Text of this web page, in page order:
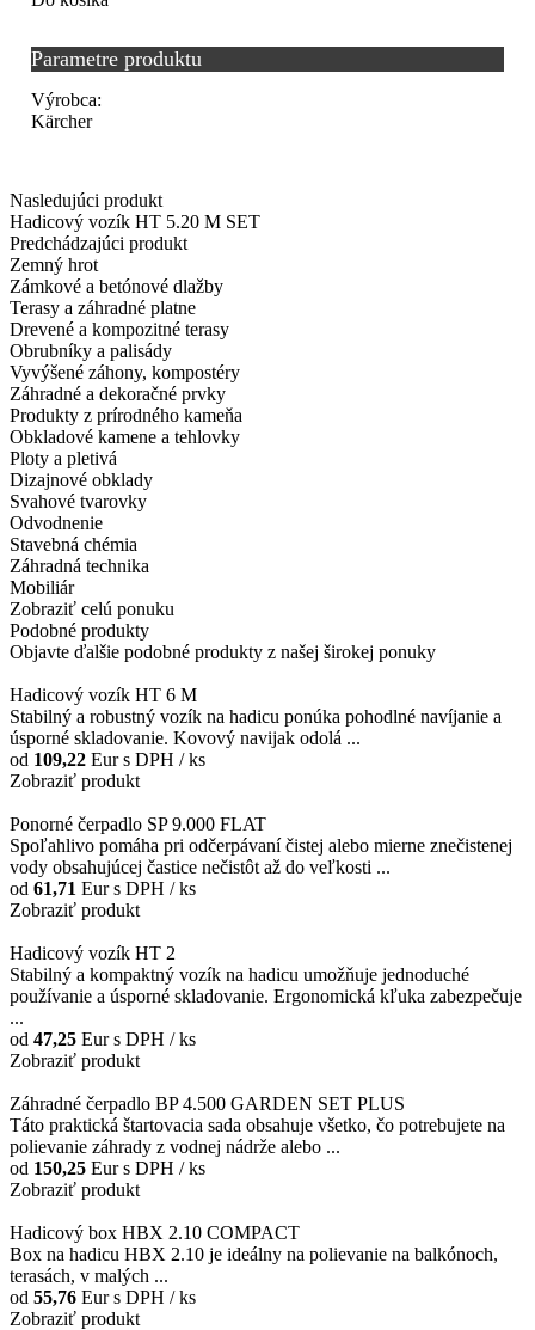
Parametre produktu
Výrobca:
Kärcher
Nasledujúci produkt
Hadicový vozík HT 5.20 M SET
Predchádzajúci produkt
Zemný hrot
Zámkové a betónové dlažby
Terasy a záhradné platne
Drevené a kompozitné terasy
Obrubníky a palisády
Vyvýšené záhony, kompostéry
Záhradné a dekoračné prvky
Produkty z prírodného kameňa
Obkladové kamene a tehlovky
Ploty a pletivá
Dizajnové obklady
Svahové tvarovky
Odvodnenie
Stavebná chémia
Záhradná technika
Mobiliár
Zobraziť celú ponuku
Podobné produkty
Objavte ďalšie podobné produkty z našej širokej ponuky
Hadicový vozík HT 6 M
Stabilný a robustný vozík na hadicu ponúka pohodlné navíjanie a
úsporné skladovanie. Kovový navijak odolá ...
od 109,22 Eurs DPH / ks
Zobraziť produkt
Ponorné čerpadlo SP 9.000 FLAT
Spoľahlivo pomáha pri odčerpávaní čistej alebo mierne znečistenej
vody obsahujúcej častice nečistôt až do veľkosti ...
od 61,71 Eurs DPH / ks
Zobraziť produkt
Hadicový vozík HT 2
Stabilný a kompaktný vozík na hadicu umožňuje jednoduché
používanie a úsporné skladovanie. Ergonomická kľuka zabezpečuje
...
od 47,25 Eurs DPH / ks
Zobraziť produkt
Záhradné čerpadlo BP 4.500 GARDEN SET PLUS
Táto praktická štartovacia sada obsahuje všetko, čo potrebujete na
polievanie záhrady z vodnej nádrže alebo ...
od 150,25 Eurs DPH / ks
Zobraziť produkt
Hadicový box HBX 2.10 COMPACT
Box na hadicu HBX 2.10 je ideálny na polievanie na balkónoch,
terasách, v malých ...
od 55,76 Eurs DPH / ks
Zobraziť produkt